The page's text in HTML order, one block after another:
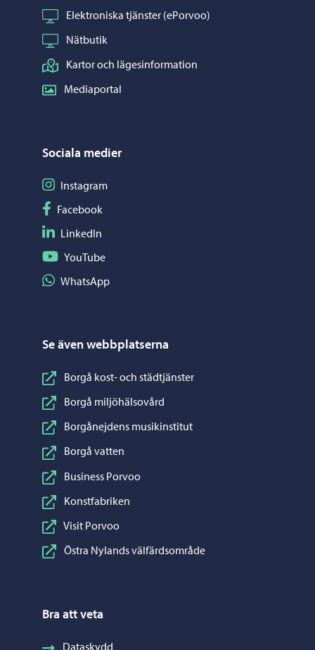
Elektroniska tjänster (ePorvoo)
Nätbutik
Kartor och lägesinformation
Mediaportal
Sociala medier
Följ på Instagram
Instagram
Följ på Facebook
Facebook
Följ på LinkedIn
LinkedIn
Följ på YouTube
YouTube
Dela på WhatsApp
WhatsApp
Se även webbplatserna
Borgå kost- och städtjänster
Borgå miljöhälsovård
Borgånejdens musikinstitut
Borgå vatten
Business Porvoo
Konstfabriken
Visit Porvoo
Östra Nylands välfärdsområde
Bra att veta
Dataskydd